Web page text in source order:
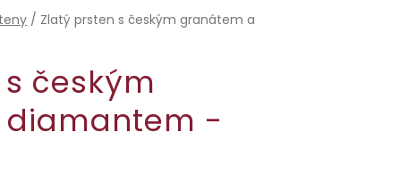
/ Zlatý prsten s českým granátem a
českým
-